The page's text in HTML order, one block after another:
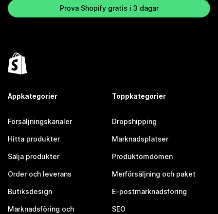
Prova Shopify gratis i 3 dagar
Appkategorier
Försäljningskanaler
Hitta produkter
Sälja produkter
Order och leverans
Butiksdesign
Marknadsföring och
Toppkategorier
Dropshipping
Marknadsplatser
Produktomdömen
Merförsäljning och paket
E-postmarknadsföring
SEO